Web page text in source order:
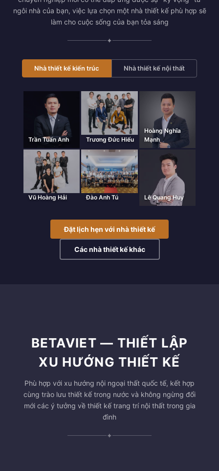
ngôi nhà của bạn, việc lựa chọn một nhà thiết kế phù hợp sẽ
làm cho cuộc sống của bạn tỏa sáng
✦
Nhà thiết kế kiến trúc Nhà thiết kế nội thất
Trần Tuấn Anh Trương Đức Hiếu
Hoàng Nghĩa
Mạnh
Vũ Hoàng Hải Đào Anh Tú Lê Quang Huy
Đặt lịch hẹn với nhà thiết kế
Các nhà thiết kế khác
BETAVIET — THIẾT LẬP
XU HƯỚNG THIẾT KẾ
Phù hợp với xu hướng nội ngoại thất quốc tế, kết hợp
cùng trào lưu thiết kế trong nước và không ngừng đổi
mới các ý tưởng về thiết kế trang trí nội thất trong gia
đình
✦